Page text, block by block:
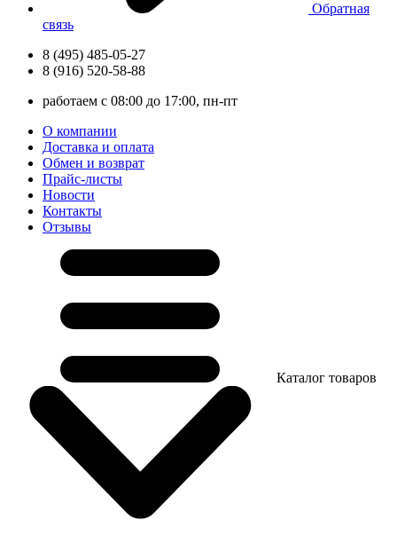
Обратная
связь
8 (495) 485-05-27
8 (916) 520-58-88
работаем с 08:00 до 17:00, пн-пт
О компании
Доставка и оплата
Обмен и возврат
Прайс-листы
Новости
Контакты
Отзывы
Каталог товаров